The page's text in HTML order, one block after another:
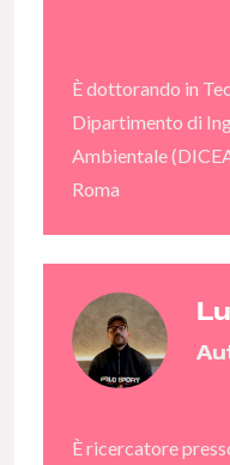
È dottorando in
Dipartimento di
Ambientale
Roma
È ricercatore